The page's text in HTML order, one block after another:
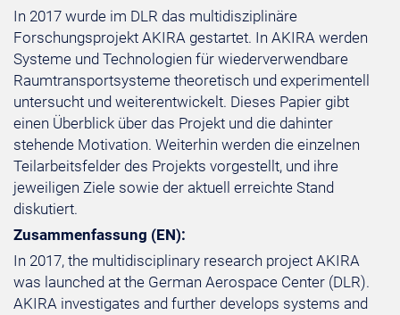
In 2017 wurde im DLR das multidisziplinäre
Forschungsprojekt AKIRA gestartet. In AKIRA werden
Systeme und Technologien für wiederverwendbare
Raumtransportsysteme theoretisch und experimentell
untersucht und weiterentwickelt. Dieses Papier gibt
einen Überblick über das Projekt und die dahinter
stehende Motivation. Weiterhin werden die einzelnen
Teilarbeitsfelder des Projekts vorgestellt, und ihre
jeweiligen Ziele sowie der aktuell erreichte Stand
diskutiert.
Zusammenfassung (EN):
In 2017, the multidisciplinary research project AKIRA
was launched at the German Aerospace Center (DLR).
AKIRA investigates and further develops systems and